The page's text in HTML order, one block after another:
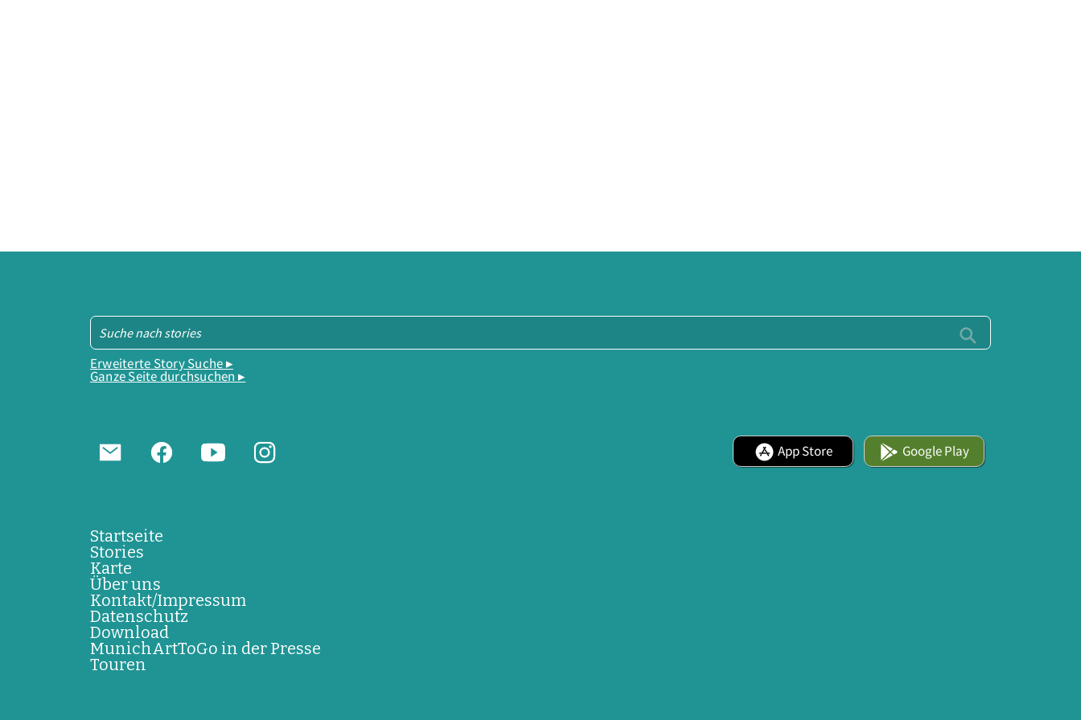
Erweiterte Story Suche ▸
Ganze Seite durchsuchen ▸
App Store Google Play
Startseite
Stories
Karte
Über uns
Kontakt/Impressum
Datenschutz
Download
MunichArtToGo in der Presse
Touren